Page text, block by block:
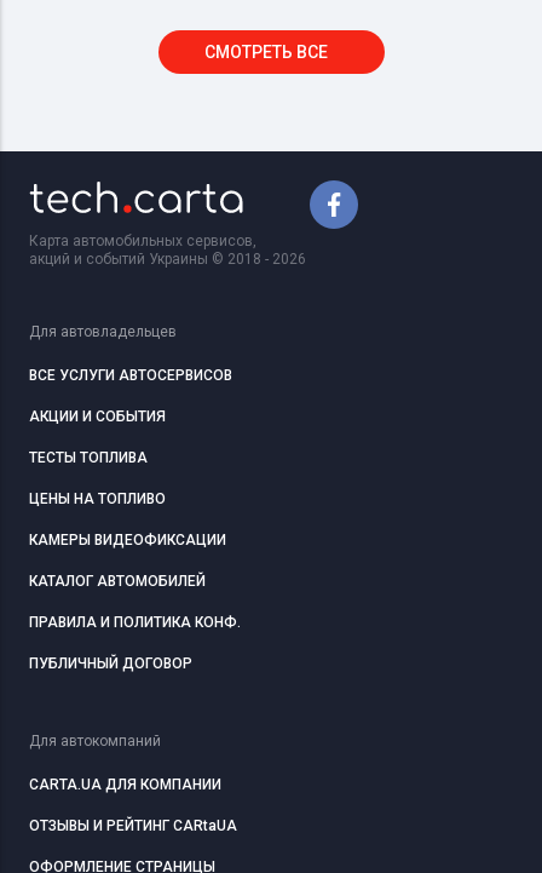
СМОТРЕТЬ ВСЕ
Карта автомобильных сервисов,
акций и событий Украины © 2018 - 2026
Для автовладельцев
ВСЕ УСЛУГИ АВТОСЕРВИСОВ
АКЦИИ И СОБЫТИЯ
ТЕСТЫ ТОПЛИВА
ЦЕНЫ НА ТОПЛИВО
КАМЕРЫ ВИДЕОФИКСАЦИИ
КАТАЛОГ АВТОМОБИЛЕЙ
ПРАВИЛА И ПОЛИТИКА КОНФ.
ПУБЛИЧНЫЙ ДОГОВОР
Для автокомпаний
CARTA.UA ДЛЯ КОМПАНИИ
ОТЗЫВЫ И РЕЙТИНГ CARtaUA
ОФОРМЛЕНИЕ СТРАНИЦЫ